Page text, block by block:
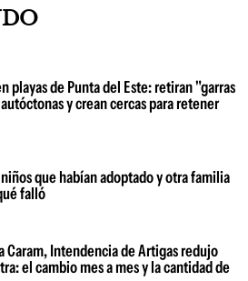
playas de Punta del Este: retiran "garras
y crean cercas para retener
que habían adoptado y otra familia
falló
Caram, Intendencia de Artigas redujo
el cambio mes a mes y la cantidad de